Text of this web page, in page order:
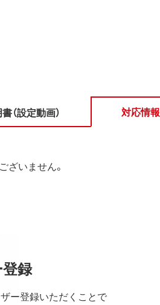
（設定動画） 対応情報
ざいません。
録
ー登録いただくことで